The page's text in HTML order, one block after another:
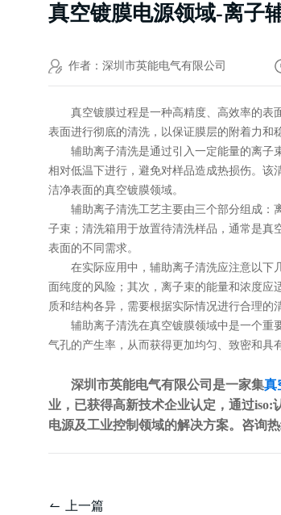
真空镀膜电源领域-离子
作者：深圳市英能电气有限公司
真空镀膜过程是一种高精度、高效率的表
表面进行彻底的清洗，以保证膜层的附着力和
辅助离子清洗是通过引入一定能量的离子
相对低温下进行，避免对样品造成热损伤。该
洁净表面的真空镀膜领域。
辅助离子清洗工艺主要由三个部分组成：
子束；清洗箱用于放置待清洗样品，通常是真
表面的不同需求。
在实际应用中，辅助离子清洗应注意以下
面纯度的风险；其次，离子束的能量和浓度
质和结构各异，需要根据实际情况进行合理的
辅助离子清洗在真空镀膜领域中是一个重
气孔的产生率，从而获得更加均匀、致密和具
深圳市英能电气有限公司是一家集真
业，已获得高新技术企业认定，通过iso:
电源及工业控制领域的解决方案。咨询热
上一篇